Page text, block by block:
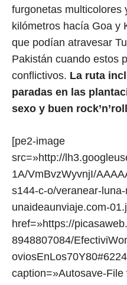
furgonetas multicolores
kilómetros hacía Goa y
que podían atravesar
Pakistán cuando estos
conflictivos. La ruta
paradas en las
sexo y buen
[pe2-image
src=»http://
1A/VmBvzWyvnjI/
s144-c-o/veranear-
unaideaunviaje.com-
href=»https://
8948807084/
caption=»Autosave-